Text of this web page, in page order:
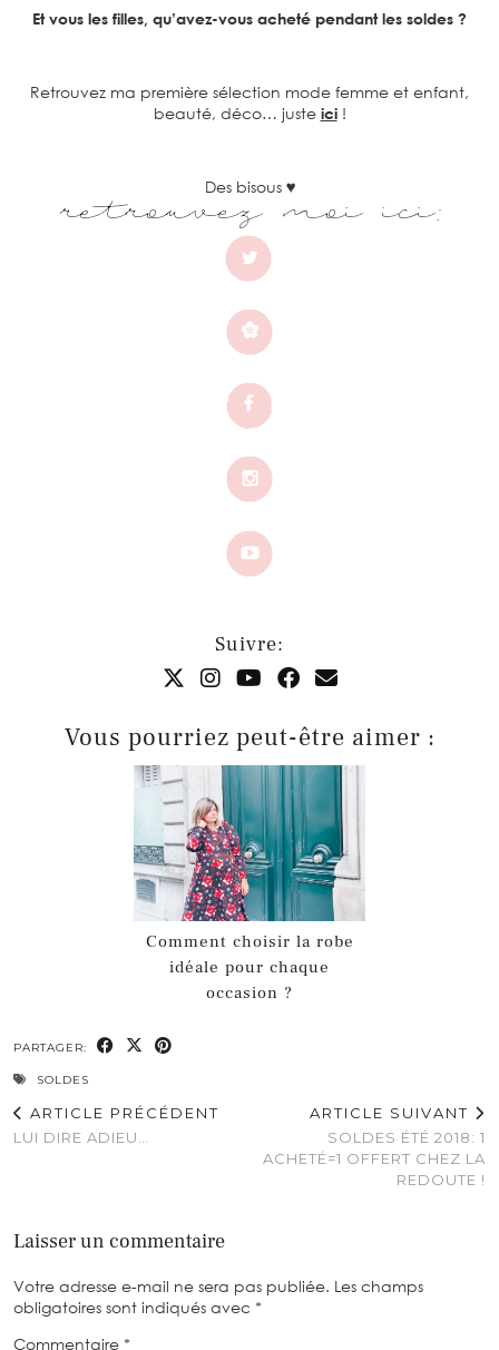
Et vous les filles, qu’avez-vous acheté pendant les soldes ?
Retrouvez ma première sélection mode femme et enfant,
beauté, déco… juste ici!
Des bisous ♥
Suivre:
Vous pourriez peut-être aimer :
Comment choisir la robe
idéale pour chaque
occasion ?
PARTAGER:
SOLDES
ARTICLE PRÉCÉDENT
LUI DIRE ADIEU…
ARTICLE SUIVANT
SOLDES ÉTÉ 2018: 1
ACHETÉ=1 OFFERT CHEZ LA
REDOUTE !
Laisser un commentaire
Votre adresse e-mail ne sera pas publiée. Les champs
obligatoires sont indiqués avec *
Commentaire *